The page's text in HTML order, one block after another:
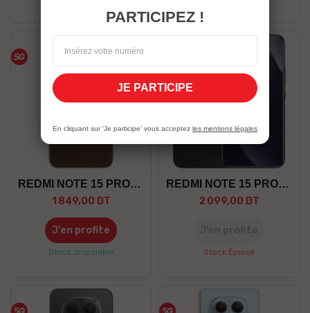
REDMI NOTE 15 PRO+ 8/256 5G
1 849,00 DT
Marron
J’en profite
Stock disponible
REDMI NOTE 15 PRO+ 12/512 5G
2 099,00 DT
Stock Épuisé
PARTICIPEZ !
JE PARTICIPE
En cliquant sur 'Je participe' vous acceptez les mentions légales